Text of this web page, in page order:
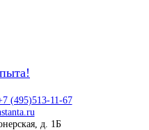
(495)513-11-67
д. 1Б